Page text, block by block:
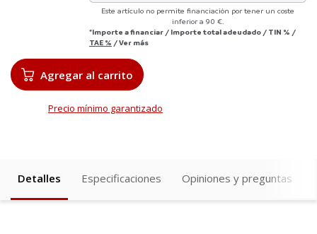
Este artículo no permite financiación por tener un coste
inferior a 90 €.
*Importe a financiar / Importe total adeudado / TIN % /
TAE % /Ver más
Agregar al carrito
Precio mínimo garantizado
Detalles Especificaciones Opiniones y preguntas